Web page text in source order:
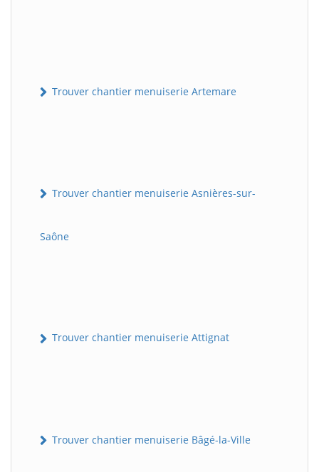
Trouver chantier menuiserie Artemare
Trouver chantier menuiserie Asnières-sur-
Saône
Trouver chantier menuiserie Attignat
Trouver chantier menuiserie Bâgé-la-Ville